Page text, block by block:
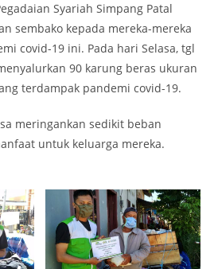
Syariah Simpang Patal
sembako kepada mereka-mereka
covid-19 ini. Pada hari Selasa, tgl
90 karung beras ukuran
terdampak pandemi covid-19.
meringankan sedikit beban
untuk keluarga mereka.